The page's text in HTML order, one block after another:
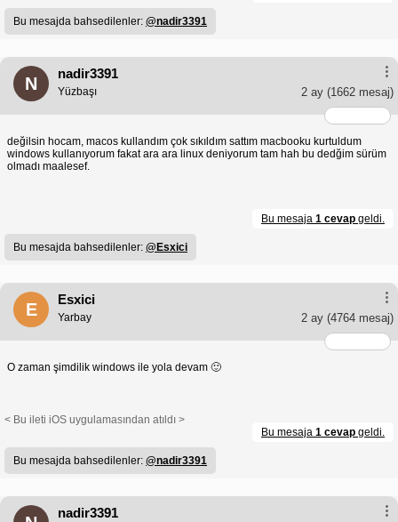
Bu mesajda bahsedilenler: @nadir3391
N
nadir3391
2 ay (1662 mesaj)
Yüzbaşı
değilsin hocam, macos kullandım çok sıkıldım sattım macbooku kurtuldum
windows kullanıyorum fakat ara ara linux deniyorum tam hah bu dedğim sürüm
olmadı maalesef.
Bu mesaja 1 cevap geldi.
Bu mesajda bahsedilenler: @Esxici
E
Esxici
2 ay (4764 mesaj)
Yarbay
O zaman şimdilik windows ile yola devam 🙂
< Bu ileti iOS uygulamasından atıldı >
Bu mesaja 1 cevap geldi.
Bu mesajda bahsedilenler: @nadir3391
nadir3391